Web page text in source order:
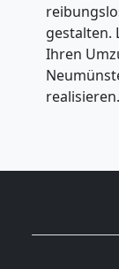
gestalten.
Ihren
realisieren.